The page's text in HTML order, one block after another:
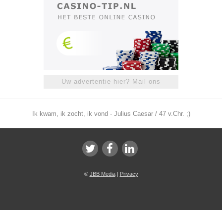
Uw advertentie hier? Mail ons
Ik kwam, ik zocht, ik vond - Julius Caesar / 47 v.Chr. ;)
© JBB Media| Privacy